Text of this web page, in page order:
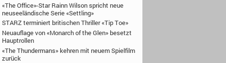
«The Office»-Star Rainn Wilson spricht neue
neuseeländische Serie «Settling»
STARZ terminiert britischen Thriller «Tip Toe»
Neuauflage von «Monarch of the Glen» besetzt
Hauptrollen
«The Thundermans» kehren mit neuem Spielfilm
zurück